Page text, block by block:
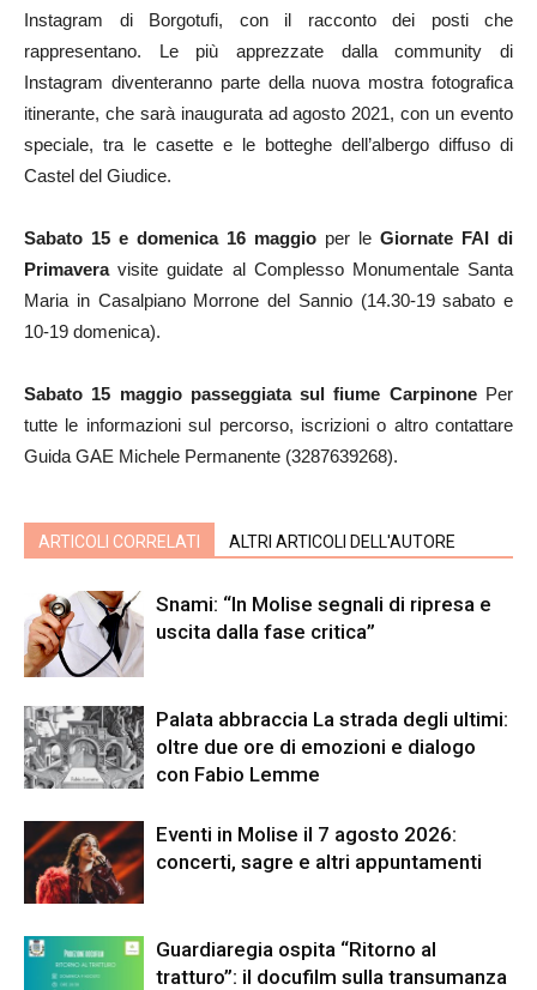
Instagram di Borgotufi, con il racconto dei posti che
rappresentano. Le più apprezzate dalla community di
Instagram diventeranno parte della nuova mostra fotografica
itinerante, che sarà inaugurata ad agosto 2021, con un evento
speciale, tra le casette e le botteghe dell’albergo diffuso di
Castel del Giudice.
Sabato 15 e domenica 16 maggio per le Giornate FAI di
Primaveravisite guidate al Complesso Monumentale Santa
Maria in Casalpiano Morrone del Sannio (14.30-19 sabato e
10-19 domenica).
Sabato 15 maggio passeggiata sul fiume CarpinonePer
tutte le informazioni sul percorso, iscrizioni o altro contattare
Guida GAE Michele Permanente (3287639268).
ARTICOLI CORRELATI ALTRI ARTICOLI DELL'AUTORE
Snami: “In Molise segnali di ripresa e
uscita dalla fase critica”
Palata abbraccia La strada degli ultimi:
oltre due ore di emozioni e dialogo
con Fabio Lemme
Eventi in Molise il 7 agosto 2026:
concerti, sagre e altri appuntamenti
Guardiaregia ospita “Ritorno al
tratturo”: il docufilm sulla transumanza